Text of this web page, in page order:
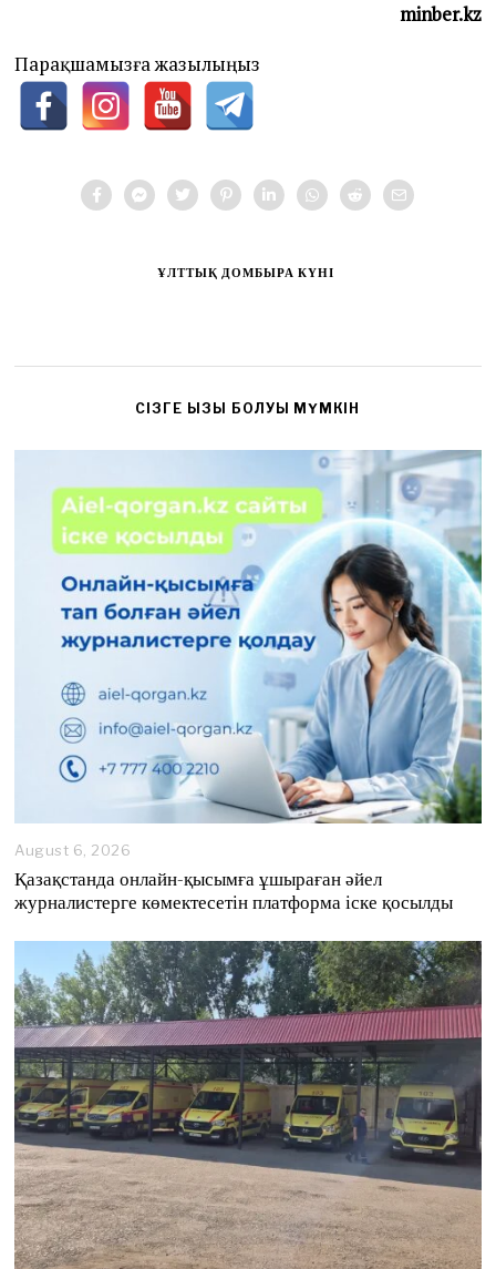
minber.kz
Парақшамызға жазылыңыз
ҰЛТТЫҚ ДОМБЫРА КҮНІ
CІЗГЕ ҚЫЗЫҚ БОЛУЫ МҮМКІН
August 6, 2026
g
u
t
6
,
2
0
2
6
Қазақстанда онлайн-қысымға ұшыраған әйел
журналистерге көмектесетін платформа іске қосылды